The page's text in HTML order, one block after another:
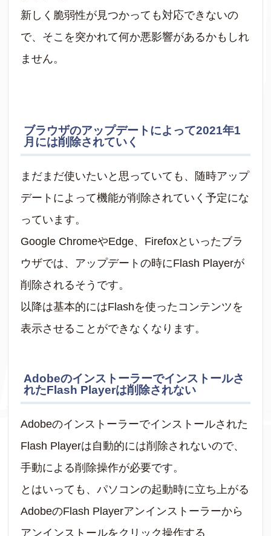
新しく脆弱性が見つかっても対応できないの
で、そこを突かれて何か悪影響があるかもしれ
ません。
ブラウザのアップデートによって2021年1
月には削除されていく
まだまだ使いたいと思っていても、随時アップ
デートによって機能が削除されていく予定にな
っています。
Google ChromeやEdge、Firefoxといったブラ
ウザでは、アップデートの時にFlash Playerが
削除されるそうです。
以降は基本的にはFlashを使ったコンテンツを
表示させることができなくなります。
Adobeのインストーラーでインストールさ
れたFlash Playerは削除されない
Adobeのインストーラーでインストールされた
Flash Playerは自動的には削除されないので、
手動による削除操作が必要です。
とはいっても、パソコンの起動時に立ち上がる
AdobeのFlash Playerアンインストーラーから
アンインストールをクリック操作する